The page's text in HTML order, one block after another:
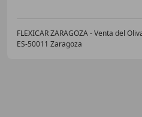
FLEXICAR ZARAGOZA - Venta del
ES-50011 Zaragoza